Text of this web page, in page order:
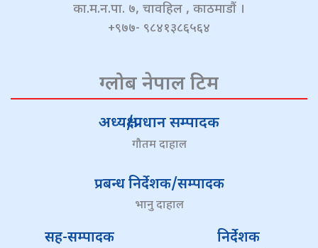
का.म.न.पा. ७, चावहिल , काठमाडौं ।
+९७७- ९८४१३८६५६४
ग्लोब नेपाल टिम
अध्यक्ष/प्रधान सम्पादक
गौतम दाहाल
प्रबन्ध निर्देशक/सम्पादक
भानु दाहाल
सह-सम्पादक निर्देशक